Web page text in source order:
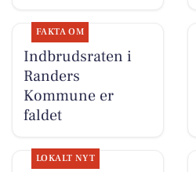
FAKTA OM
Indbrudsraten i
Randers
Kommune er
faldet
LOKALT NYT